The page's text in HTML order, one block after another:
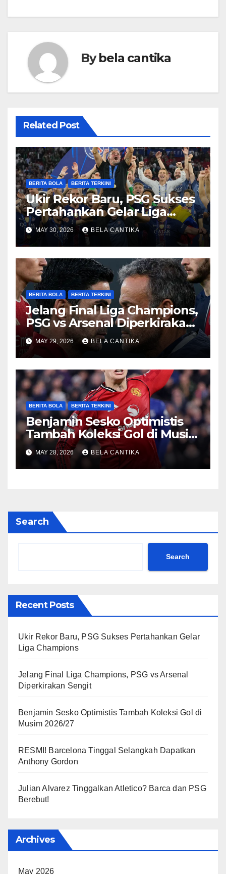
Bybela cantika
Related Post
BERITA BOLA BERITA TERKINI
Ukir Rekor Baru, PSG Sukses
Pertahankan Gelar Liga
Champions
MAY 30, 2026 BELA CANTIKA
BERITA BOLA BERITA TERKINI
Jelang Final Liga Champions,
PSG vs Arsenal Diperkirakan
Sengit
MAY 29, 2026 BELA CANTIKA
BERITA BOLA BERITA TERKINI
Benjamin Sesko Optimistis
Tambah Koleksi Gol di Musim
2026/27
MAY 28, 2026 BELA CANTIKA
Search
Search
Recent Posts
Ukir Rekor Baru, PSG Sukses Pertahankan Gelar
Liga Champions
Jelang Final Liga Champions, PSG vs Arsenal
Diperkirakan Sengit
Benjamin Sesko Optimistis Tambah Koleksi Gol di
Musim 2026/27
RESMI! Barcelona Tinggal Selangkah Dapatkan
Anthony Gordon
Julian Alvarez Tinggalkan Atletico? Barca dan PSG
Berebut!
Archives
May 2026